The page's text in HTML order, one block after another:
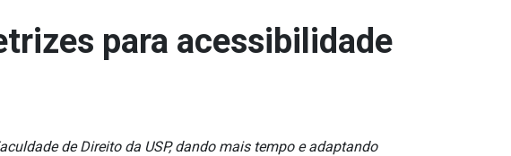
para acessibilidade
de Direito da USP, dando mais tempo e adaptando